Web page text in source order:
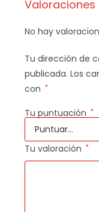
Valoraciones
No hay
Tu dirección de
publicada. Los
con *
Tu puntuación *
Tu valoración *